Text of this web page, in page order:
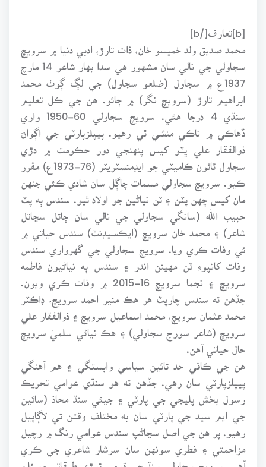
[b]تعارف[/b]
محمد صديق ولد خميسو خان، ذات تارڙ، ادبي دنيا ۾ سرويچ
سجاولي جي نالي سان مشهور هي سدا بهار شاعر 14 مارچ
1937ع ۾ سجاول (ضلعو سجاول) جي لڳ ڳوٺ محمد
ابراهيم تارڙ (سرويچ نگر) ۾ ڄائو. هن جي ڪل تعليم
سنڌي 4 درجا هئي. سرويچ سجاولي 60-1950 واري
ڏهاڪي ۾ ناڪي منشي ٿي رهيو. پيپلزپارٽي جي اڳواڻ
ذوالفقار علي ڀٽو کيس پنهنجي دور حڪومت ۾ دڙي
سجاول ٽائون ڪاميٽي جو ايڊمنسٽريٽر (76-1973ع) مقرر
ڪيو. سرويچ سجاولي مسمات چاڳل سان شادي ڪئي جنهن
مان کيس ڇهن پٽن ۽ ٽن نياڻين جو اولاد ٿيو. سندس ٻه پٽ
حبيب الله (سانگي سجاولي جي نالي سان ڄاتل سڃاتل
شاعر) ۽ محمد خان سرويچ (ايڪسيڊنٽ) سندس حياتي ۾
ئي وفات ڪري ويا. سرويچ سجاولي جي گهرواري سندس
وفات کانپوءِ ٽن مهينن اندر ۽ سندس ٻه نياڻيون فاطمه
سرويچ ۽ نجما سرويچ 16-2015 ۾ وفات ڪري ويون.
جڏهن ته سندس چارپٽ هر هڪ منير احمد سرويچ، ڊاڪٽر
محمد عثمان سرويچ، محمد اسماعيل سرويچ ۽ ذوالفقار علي
سرويچ (شاعر سورج سجاولي) ۽ هڪ نياڻي سلميٰ سرويچ
حال حياتي آهن.
هن جي ڪافي حد تائين سياسي وابستگي ۽ هم آهنگي
پيپلزپارٽي سان رهي. جڏهن ته هو سنڌي عوامي تحريڪ
رسول بخش پليجي جي پارٽي ۽ جيئي سنڌ محاذ (سائين
جي ايم سيد جي پارٽي سان به مختلف وقتن تي لاڳاپيل
رهيو. پر هن جي اصل سڃاڻپ سندس عوامي رنگ ۾ رچيل
مزاحمتي ۽ فطري سونهن سان سرشار شاعري جي ڪري
آهي. سرويچ سجاولي سنڌ جي قومي توڙي طبقاتي مسئلن